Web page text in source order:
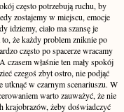
często potrzebują ruchu, by
zostajemy w miejscu, emocje
idziemy, ciało ma szansę je
że każdy problem zniknie po
często po spacerze wracamy
czasem właśnie ten mały spokój
czegoś zbyt ostro, nie podjąć
utknąć w czarnym scenariuszu. W
warto zauważyć, że nie
krajobrazów, żeby doświadczyć